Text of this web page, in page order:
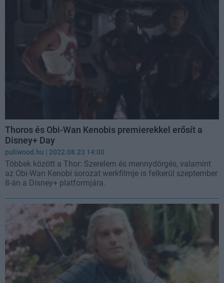
Thoros és Obi-Wan Kenobis premierekkel erősít a
Disney+ Day
puliwood.hu | 2022.08.23 14:00
Többek között a Thor: Szerelem és mennydörgés, valamint
az Obi-Wan Kenobi sorozat werkfilmje is felkerül szeptember
8-án a Disney+ platformjára.